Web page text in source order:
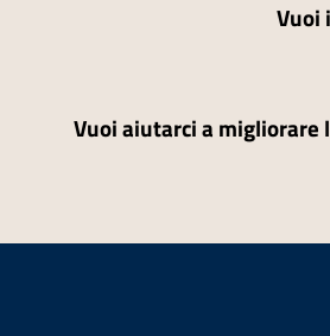
Vuoi
Vuoi aiutarci a